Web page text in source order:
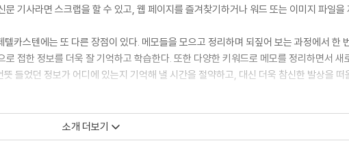
기사라면 스크랩을 할 수 있고, 웹 페이지를 즐겨찾기하거나 워드 또는 이미지 파일을
카스텐에는 또 다른 장점이 있다. 메모들을 모으고 정리하며 되짚어 보는 과정에서 한
접한 정보를 더욱 잘 기억하고 학습한다. 또한 다양한 키워드로 메모를 정리하면서 새
들었던 정보가 어디에 있는지 기억해 낼 시간을 절약하고, 대신 더욱 참신한 발상을 떠
소개 더보기